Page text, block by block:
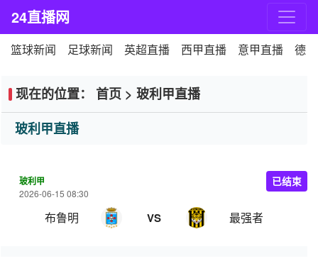
24直播网
篮球新闻 足球新闻 英超直播 西甲直播 意甲直播 德
现在的位置： 首页 > 玻利甲直播
玻利甲直播
玻利甲
2026-06-15 08:30
布鲁明 VS 最强者
已结束